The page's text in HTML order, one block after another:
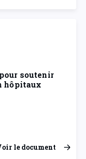
soutenir
hôpitaux
le document